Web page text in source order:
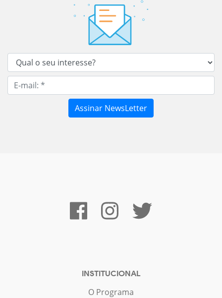
INSTITUCIONAL
O Programa